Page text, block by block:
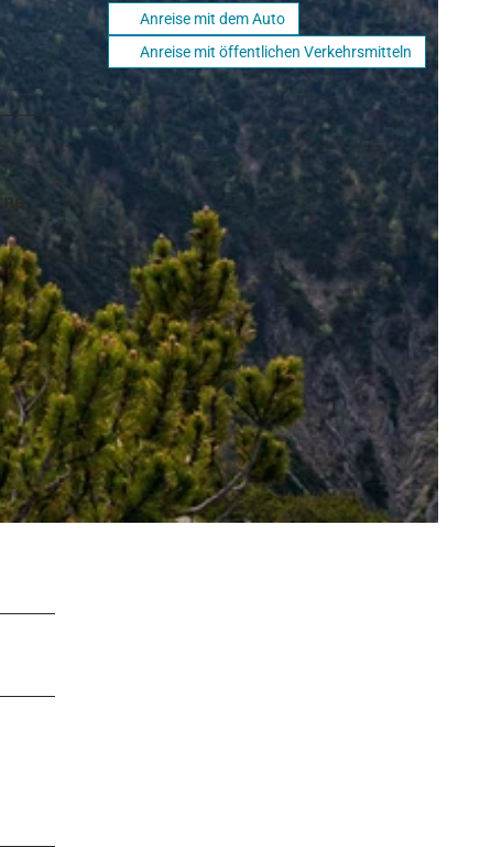
Anreise mit dem Auto
Anreise mit öffentlichen Verkehrsmitteln